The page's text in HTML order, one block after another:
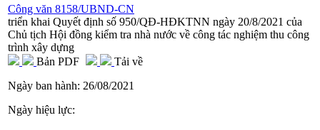
Công văn 8158/UBND-CN
triển khai Quyết định số 950/QĐ-HĐKTNN ngày 20/8/2021 của
Chủ tịch Hội đồng kiểm tra nhà nước về công tác nghiệm thu công
trình xây dựng
Bản PDF
Tải về
Ngày ban hành: 26/08/2021
Ngày hiệu lực: